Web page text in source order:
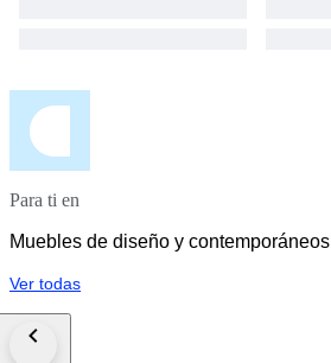
Para ti en
Muebles de diseño y contemporáneos
Ver todas